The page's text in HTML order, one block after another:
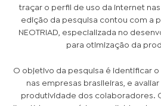
traçar o perfil de uso da internet
edição da pesquisa contou com a
NEOTRIAD, especializada no
para otimização da
O objetivo da pesquisa é identificar
nas empresas brasileiras, e
produtividade dos colaboradores.